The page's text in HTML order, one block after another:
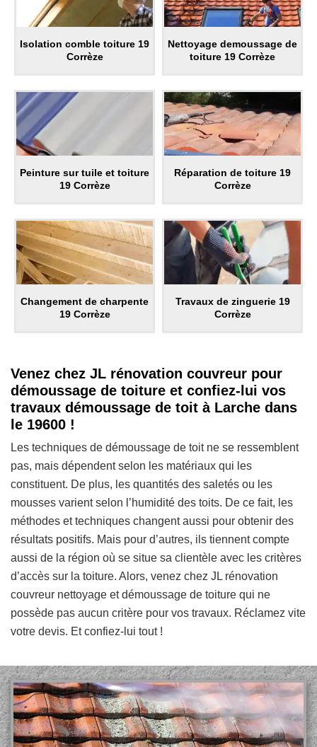
Isolation comble toiture 19
Corrèze
Nettoyage demoussage de
toiture 19 Corrèze
Peinture sur tuile et toiture
19 Corrèze
Réparation de toiture 19
Corrèze
Changement de charpente
19 Corrèze
Travaux de zinguerie 19
Corrèze
Venez chez JL rénovation couvreur pour
démoussage de toiture et confiez-lui vos
travaux démoussage de toit à Larche dans
le 19600 !
Les techniques de démoussage de toit ne se ressemblent
pas, mais dépendent selon les matériaux qui les
constituent. De plus, les quantités des saletés ou les
mousses varient selon l’humidité des toits. De ce fait, les
méthodes et techniques changent aussi pour obtenir des
résultats positifs. Mais pour d’autres, ils tiennent compte
aussi de la région où se situe sa clientèle avec les critères
d’accès sur la toiture. Alors, venez chez JL rénovation
couvreur nettoyage et démoussage de toiture qui ne
possède pas aucun critère pour vos travaux. Réclamez vite
votre devis. Et confiez-lui tout !